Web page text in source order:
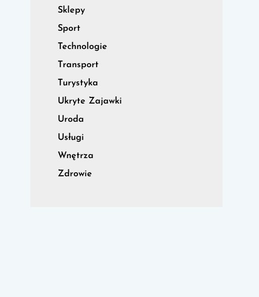
Sklepy
Sport
Technologie
Transport
Turystyka
Ukryte Zajawki
Uroda
Usługi
Wnętrza
Zdrowie